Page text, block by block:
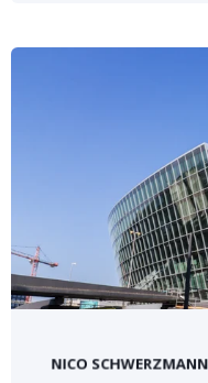
NICO SCHWERZMANN